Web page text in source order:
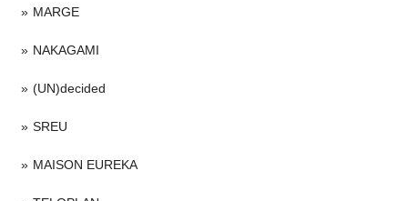
MARGE
NAKAGAMI
(UN)decided
SREU
MAISON EUREKA